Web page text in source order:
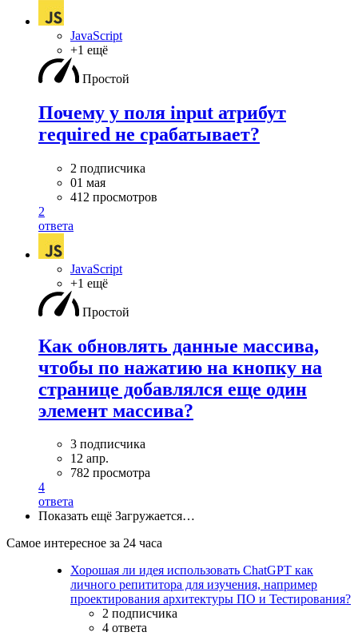
JavaScript
+1 ещё
Простой
Почему у поля input атрибут
required не срабатывает?
2 подписчика
01 мая
412 просмотров
2
ответа
JavaScript
+1 ещё
Простой
Как обновлять данные массива,
чтобы по нажатию на кнопку на
странице добавлялся еще один
элемент массива?
3 подписчика
12 апр.
782 просмотра
4
ответа
Показать ещё Загружается…
Самое интересное за 24 часа
Хорошая ли идея использовать ChatGPT как
личного репититора для изучения, например
проектирования архитектуры ПО и Тестирования?
2 подписчика
4 ответа